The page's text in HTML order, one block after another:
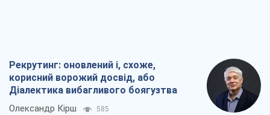
Рекрутинг: оновлений і, схоже,
корисний ворожий досвід, або
Діалектика вибагливого боягузтва
Олександр Кірш 585